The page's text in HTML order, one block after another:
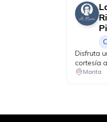
Disfruta
cortesía
haz que
Manta